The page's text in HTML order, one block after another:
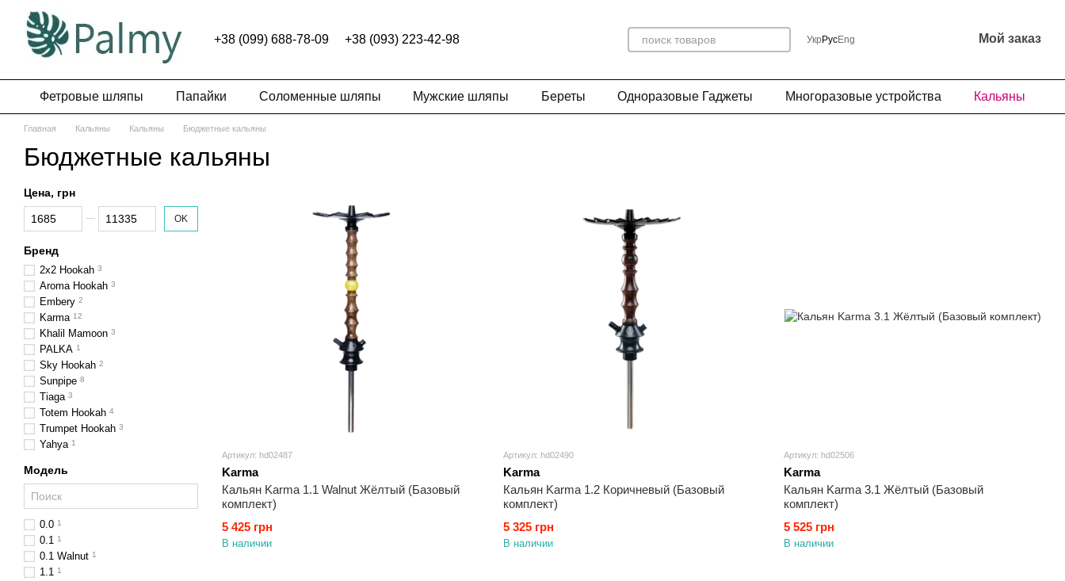
Перейти к основному контенту
+38 (099) 688-78-09 +38 (093) 223-42-98 Укр РусEng Мой заказ
Фетровые шляпы Папайки Соломенные шляпы Мужские шляпы Береты Одноразовые Гаджеты Многоразовые устройства Кальяны
Главная Кальяны Кальяны Бюджетные кальяны
Бюджетные кальяны
Артикул: hd02487
Karma
Кальян Karma 1.1 Walnut Жёлтый (Базовый
комплект)
5 425 грн
В наличии
Артикул: hd02490
Karma
Кальян Karma 1.2 Коричневый (Базовый
комплект)
5 325 грн
В наличии
Артикул: hd02506
Karma
Кальян Karma 3.1 Жёлтый (Базовый
комплект)
5 525 грн
В наличии
Цена, грн
От Цена, грн
До Цена, грн OK
Бренд
2x2 Hookah 3
Aroma Hookah 3
Embery 2
Karma 12
Khalil Mamoon 3
PALKA 1
Sky Hookah 2
Sunpipe 8
Tiaga 3
Totem Hookah 4
Trumpet Hookah 3
Yahya 1
Модель
0.0 1
0.1 1
0.1 Walnut 1
1.1 1